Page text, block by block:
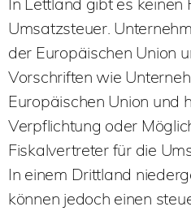
Umsatzsteuer.
der Europäischen Union
Vorschriften wie
Europäischen Union und
Verpflichtung oder
Fiskalvertreter für die
In einem Drittland
können jedoch einen